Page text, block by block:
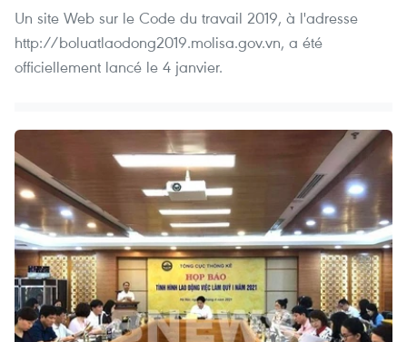
Un site Web sur le Code du travail 2019, à l'adresse
http://boluatlaodong2019.molisa.gov.vn, a été
officiellement lancé le 4 janvier.